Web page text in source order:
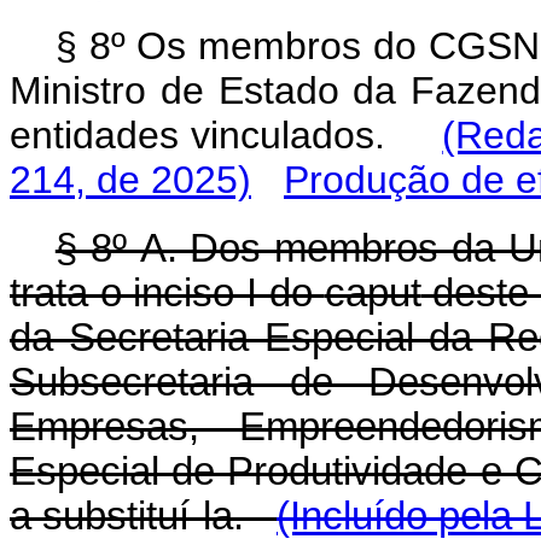
§ 8º Os membros do
Ministro de Estado da
entidades vinculados.
214, de 2025)
Produção de
§ 8º-A. Dos membros da
trata o inciso I docaputdeste
da Secretaria Especial da
Subsecretaria de
Empresas,
Especial de Produtividade e
a substituí-la.
(Incluído pela